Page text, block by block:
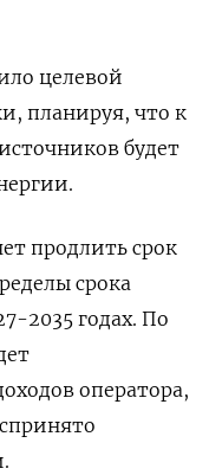
целевой
планируя, что к
будет
продлить срок
срока
2035 годах. По
оператора,